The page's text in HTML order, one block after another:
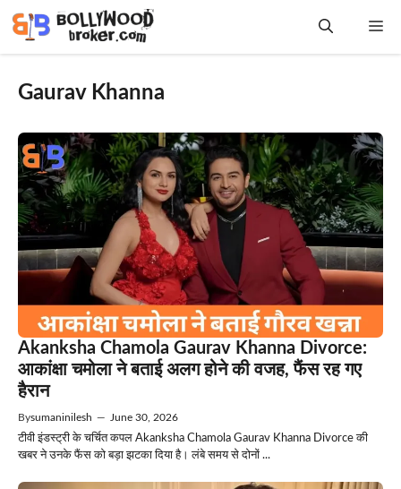
Gaurav Khanna
Akanksha Chamola Gaurav Khanna Divorce:
आकांक्षा चमोला ने बताई अलग होने की वजह, फैंस रह गए
हैरान
Bysumaninilesh — June 30, 2026
टीवी इंडस्ट्री के चर्चित कपल Akanksha Chamola Gaurav Khanna Divorce की
खबर ने उनके फैंस को बड़ा झटका दिया है। लंबे समय से दोनों ...